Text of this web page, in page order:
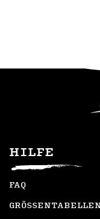
HILFE
FAQ
GRÖSSENTABELLEN